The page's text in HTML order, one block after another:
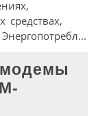
средствах,